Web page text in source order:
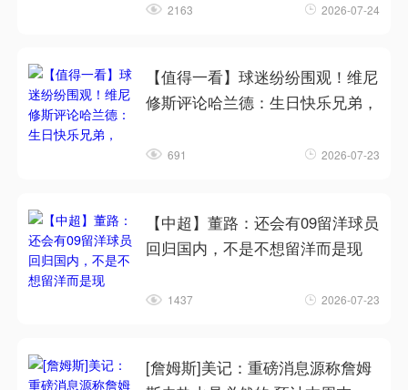
2163 2026-07-24
【值得一看】球迷纷纷围观！维尼
修斯评论哈兰德：生日快乐兄弟，
691 2026-07-23
【中超】董路：还会有09留洋球员
回归国内，不是不想留洋而是现
1437 2026-07-23
[詹姆斯]美记：重磅消息源称詹姆